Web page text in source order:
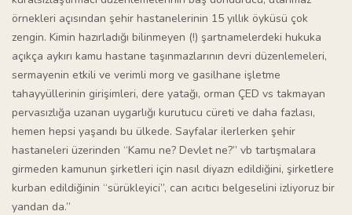
örnekleri açısından şehir hastanelerinin 15 yıllık öyküsü çok
zengin. Kimin hazırladığı bilinmeyen (!) şartnamelerdeki hukuka
açıkça aykırı kamu hastane taşınmazlarının devri düzenlemeleri,
sermayenin etkili ve verimli morg ve gasilhane işletme
tahayyüllerinin girişimleri, dere yatağı, orman ÇED vs takmayan
pervasızlığa uzanan uygarlığı kurutucu cüreti ve daha fazlası,
hemen hepsi yaşandı bu ülkede. Sayfalar ilerlerken şehir
hastaneleri üzerinden “Kamu ne? Devlet ne?” vb tartışmalara
girmeden kamunun şirketleri için nasıl diyazn edildiğini, şirketlere
kurban edildiğinin “sürükleyici”, can acıtıcı belgeselini izliyoruz bir
yandan da.”